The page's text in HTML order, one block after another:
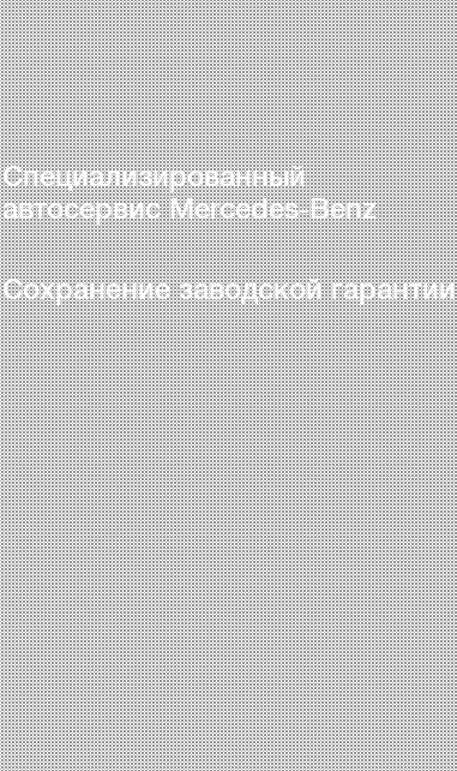
Специализированный
автосервис Mercedes-Benz
Сохранение заводской гарантии